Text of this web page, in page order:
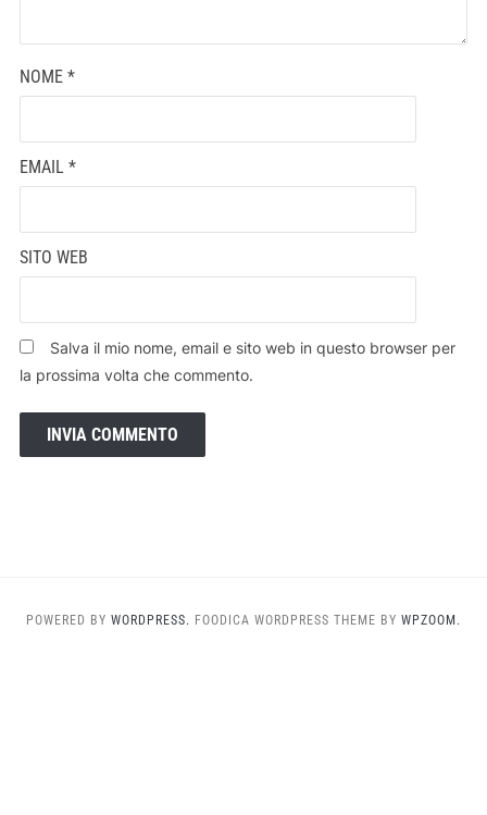
NOME *
EMAIL *
SITO WEB
Salva il mio nome, email e sito web in questo browser per
la prossima volta che commento.
POWERED BY WORDPRESS. FOODICA WORDPRESS THEME BY WPZOOM.